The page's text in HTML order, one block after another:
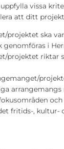
vissa
att ditt
projektet ska
genomföras i
projektet riktar
fritids-, kultur-